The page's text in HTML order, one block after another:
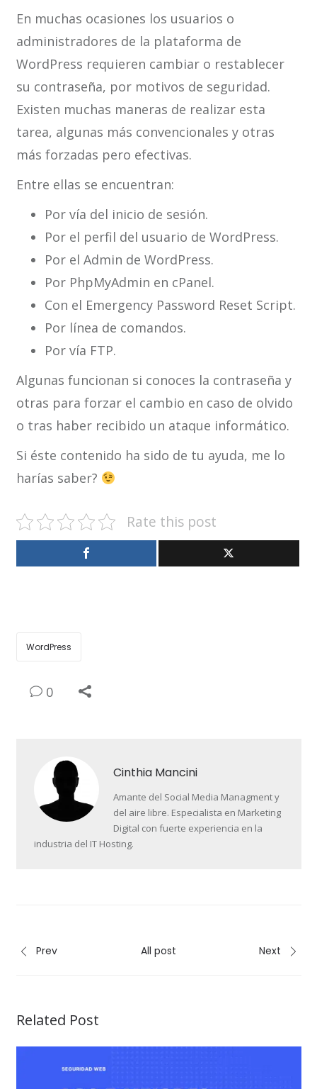
En muchas ocasiones los usuarios o
administradores de la plataforma de
WordPress requieren cambiar o restablecer
su contraseña, por motivos de seguridad.
Existen muchas maneras de realizar esta
tarea, algunas más convencionales y otras
más forzadas pero efectivas.
Entre ellas se encuentran:
Por vía del inicio de sesión.
Por el perfil del usuario de WordPress.
Por el Admin de WordPress.
Por PhpMyAdmin en cPanel.
Con el Emergency Password Reset Script.
Por línea de comandos.
Por vía FTP.
Algunas funcionan si conoces la contraseña y
otras para forzar el cambio en caso de olvido
o tras haber recibido un ataque informático.
Si éste contenido ha sido de tu ayuda, me lo
harías saber?
Rate this post
WordPress
0
Cinthia Mancini
Amante del Social Media Managment y
del aire libre. Especialista en Marketing
Digital con fuerte experiencia en la
industria del IT Hosting.
Prev All post Next
Related Post